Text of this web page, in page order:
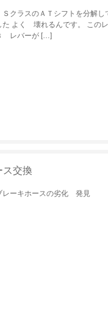
クラスのＡＴシフトを分解し
た よく 壊れるんです。 この
レバーが […]
交換
ーキホースの劣化 発